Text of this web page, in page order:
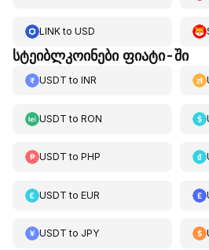
LINKto USD
სტეიბლკოინები ფიატი-ში
USDT to INR
USDT to RON
USDT to PHP
USDT to EUR
USDT to JPY